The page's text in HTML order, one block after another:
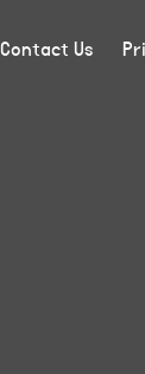
Contact Us